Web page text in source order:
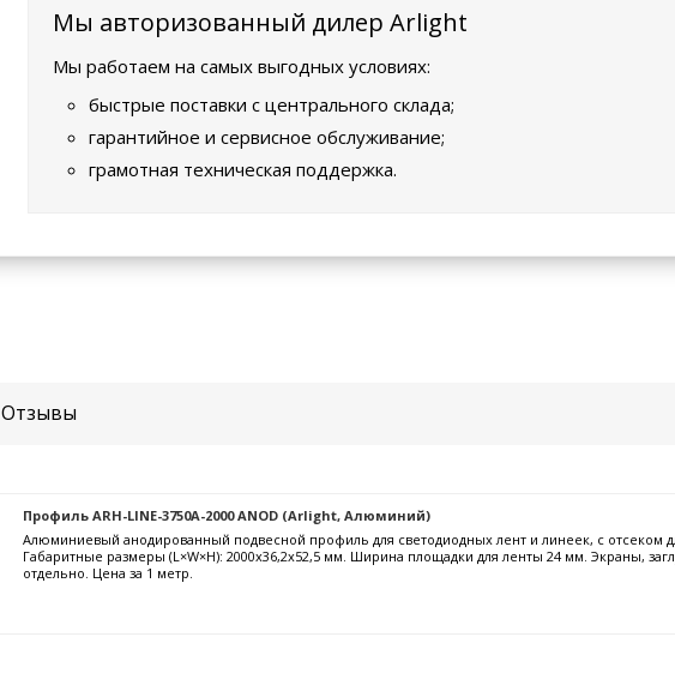
Мы авторизованный дилер Arlight
Мы работаем на самых выгодных условиях:
быстрые поставки с центрального склада;
гарантийное и сервисное обслуживание;
грамотная техническая поддержка.
Отзывы
Профиль ARH-LINE-3750A-2000 ANOD (Arlight, Алюминий)
Алюминиевый анодированный подвесной профиль для светодиодных лент и линеек, с отсеком
Габаритные размеры (L×W×H): 2000x36,2x52,5 мм. Ширина площадки для ленты 24 мм. Экраны,
отдельно. Цена за 1 метр.